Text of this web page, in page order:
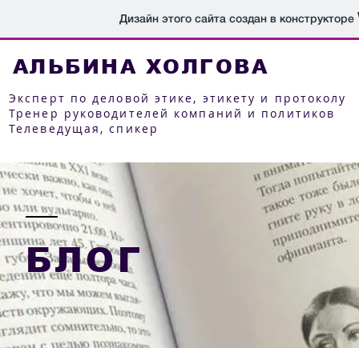
Дизайн этого сайта создан в конструкторе
АЛЬБИНА ХОЛГОВА
Эксперт по деловой этике, этикету и протоколу
Тренер руководителей компаний и политиков
Телеведущая, с пикер
БЛОГ